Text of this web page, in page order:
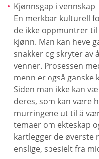
Kjønnsgap i vennskap
En merkbar kulturell
de ikke oppmuntrer
kjønn. Man kan heve
snakker og skryter av
venner. Prosessen
menn er også ganske
Siden man ikke kan
deres, som kan være
murringene ut til å
temaer om ekteskap
kartlegger de øverste
enslige, spesielt fra